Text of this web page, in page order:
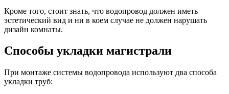
Кроме того, стоит знать, что водопровод должен иметь
эстетический вид и ни в коем случае не должен нарушать
дизайн комнаты.
Способы укладки магистрали
При монтаже системы водопровода используют два способа
укладки труб: